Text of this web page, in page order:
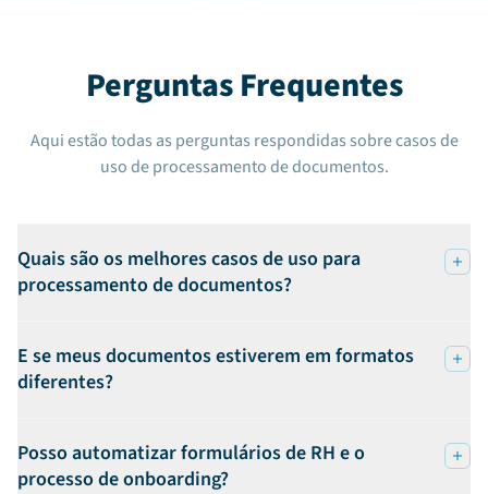
Perguntas Frequentes
Aqui estão todas as perguntas respondidas sobre casos de
uso de processamento de documentos.
Quais são os melhores casos de uso para
processamento de documentos?
E se meus documentos estiverem em formatos
diferentes?
Posso automatizar formulários de RH e o
processo de onboarding?